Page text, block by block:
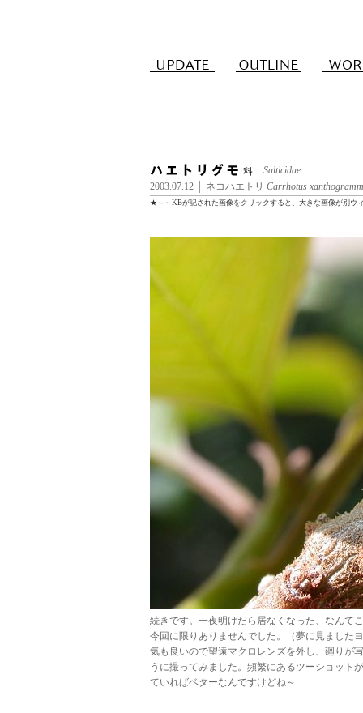
Salticidae
2003.07.12 │ ネコハエトリ Carrhotus
★～～KBが記された画像をクリックすると、大きな画像が別ウ
続きです。一夜明けたら居なくなった、なんて
今回に限りありませんでした。（夢に見ました
気も良いので望遠マクロレンズを外し、廻りが
うに撮ってみました。頻繁にあるツーショット
ていればベターなんですけどね～